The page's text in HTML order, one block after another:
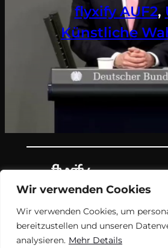
Wir verwenden Cookies
Wir verwenden Cookies, um
bereitzustellen und unseren
analysieren. Mehr Details
flyxify AUF2,
Künstliche
Teil des
flyxify.